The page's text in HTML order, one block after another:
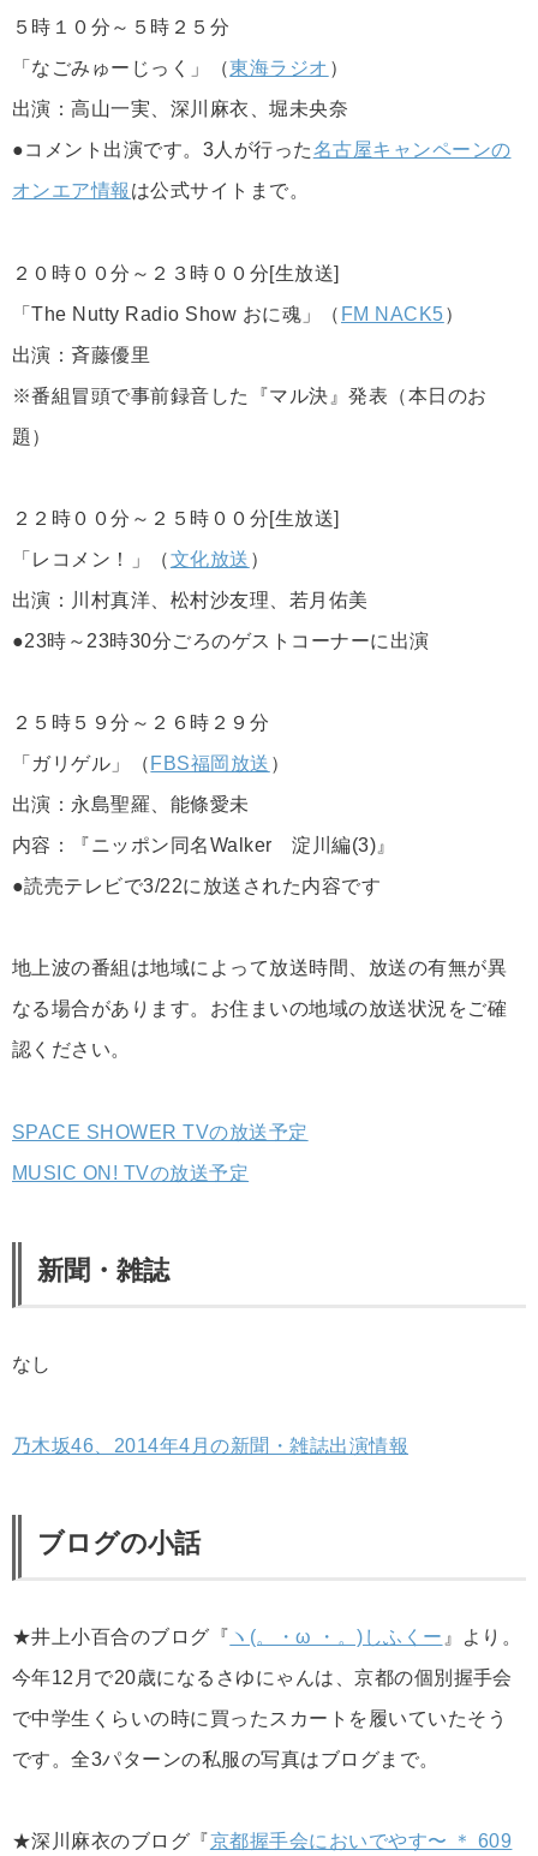
５時１０分～５時２５分
「なごみゅーじっく」（東海ラジオ ）
出演：高山一実、深川麻衣、堀未央奈
●コメント出演です。3人が行った名古屋キャンペーンの
オンエア情報 は公式サイトまで。
２０時００分～２３時００分[生放送]
「The Nutty Radio Show おに魂」（ FM NACK5）
出演：斉藤優里
※番組冒頭で事前録音した『マル決』発表（本日のお
題）
２２時００分～２５時００分[生放送]
「レコメン！」（文化放送 ）
出演：川村真洋、松村沙友理、若月佑美
●23時～23時30分ごろのゲストコーナーに出演
２５時５９分～２６時２９分
「ガリゲル」（ FBS福岡放送 ）
出演：永島聖羅、能條愛未
内容：『ニッポン同名Walker 淀川編(3)』
●読売テレビで3/22に放送された内容です
地上波の番組は地域によって放送時間、放送の有無が異
なる場合があります。お住まいの地域の放送状況をご確
認ください。
SPACE SHOWER TVの放送予定
MUSIC ON! TVの放送予定
新聞・雑誌
なし
乃木坂46、2014年4月の新聞・雑誌出演情報
ブログの小話
★井上小百合のブログ『 ヽ(。・ω ・。)しふくー 』より。
今年12月で20歳になるさゆにゃんは、京都の個別握手会
で中学生くらいの時に買ったスカートを履いていたそう
です。全3パターンの私服の写真はブログまで。
★深川麻衣のブログ『京都握手会においでやす〜 ＊ 609